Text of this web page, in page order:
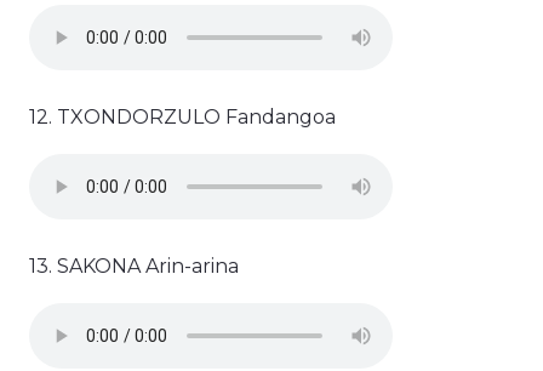
12. TXONDORZULO Fandangoa
13. SAKONA Arin-arina